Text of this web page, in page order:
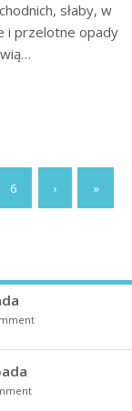
słaby, w
i przelotne opady
6 › »